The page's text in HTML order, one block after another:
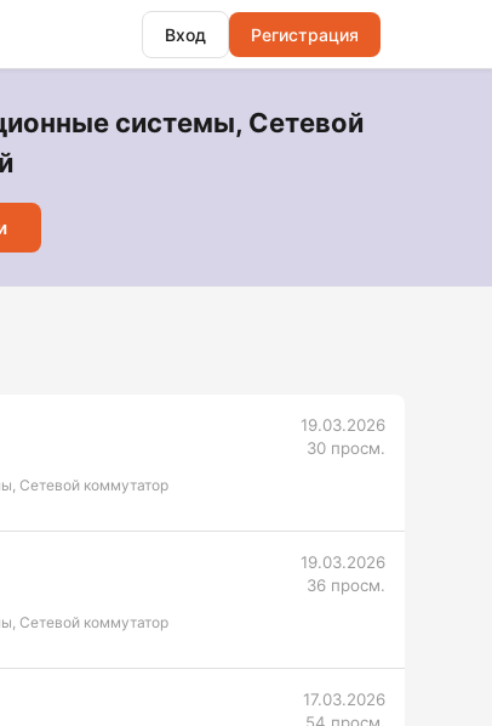
Вход Регистрация
системы, Сетевой
Сетевой коммутатор
19.03.2026
30 просм.
Сетевой коммутатор
19.03.2026
36 просм.
17.03.2026